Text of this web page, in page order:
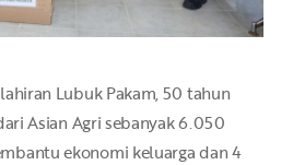
Lubuk Pakam, 50 tahun
Asian Agri sebanyak 6.050
ekonomi keluarga dan 4